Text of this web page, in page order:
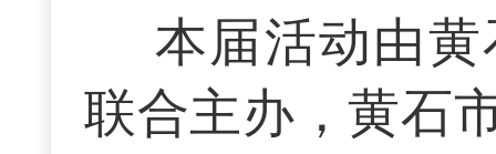
本届活动由
联合主办，黄石